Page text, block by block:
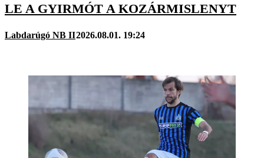
LE A GYIRMÓT A KOZÁRMISLENYT
Labdarúgó NB II2026.08.01. 19:24